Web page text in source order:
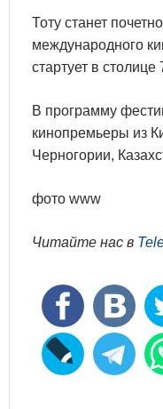
Тоту станет
международного
стартует в столице
В программу
кинопремьеры из
Черногории,
фото www
Читайте нас в